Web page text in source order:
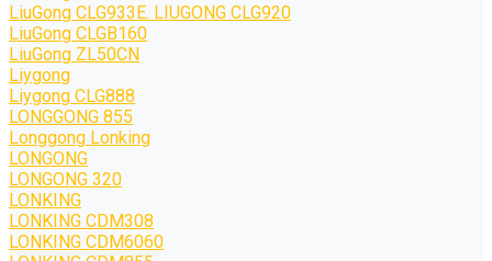
LiuGong CLG933E. LIUGONG CLG920
LiuGong CLGB160
LiuGong ZL50CN
Liygong
Liygong CLG888
LONGGONG 855
Longgong Lonking
LONGONG
LONGONG 320
LONKING
LONKING CDM308
LONKING CDM6060